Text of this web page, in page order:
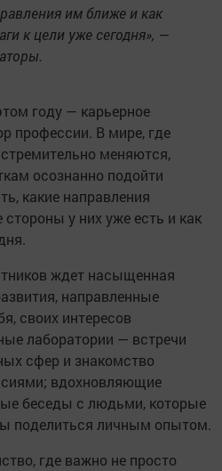
им ближе и как
к цели уже сегодня», —
году — карьерное
профессии. В мире, где
меняются,
осознанно подойти
какие направления
у них уже есть и как
ждет насыщенная
направленные
своих интересов
лаборатории — встречи
сфер и знакомство
вдохновляющие
беседы с людьми, которые
поделиться личным опытом.
где важно не просто